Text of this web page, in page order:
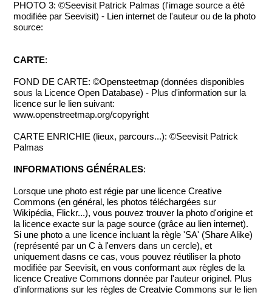
PHOTO 3: ©Seevisit Patrick Palmas (l'image source a été
modifiée par Seevisit) - Lien internet de l'auteur ou de la photo
source:
CARTE:
FOND DE CARTE: ©Opensteetmap (données disponibles
sous la Licence Open Database) - Plus d'information sur la
licence sur le lien suivant:
www.openstreetmap.org/copyright
CARTE ENRICHIE (lieux, parcours...): ©Seevisit Patrick
Palmas
INFORMATIONS GÉNÉRALES:
Lorsque une photo est régie par une licence Creative
Commons (en général, les photos téléchargées sur
Wikipédia, Flickr...), vous pouvez trouver la photo d'origine et
la licence exacte sur la page source (grâce au lien internet).
Si une photo a une licence incluant la règle 'SA' (Share Alike)
(représenté par un C à l'envers dans un cercle), et
uniquement dasns ce cas, vous pouvez réutiliser la photo
modifiée par Seevisit, en vous conformant aux règles de la
licence Creative Commons donnée par l'auteur originel. Plus
d'informations sur les règles de Creatvie Commons sur le lien